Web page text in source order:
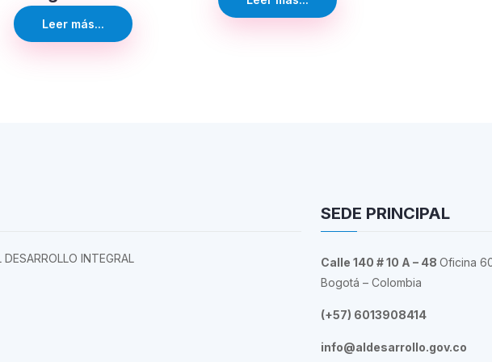
Leer más...
INTEGRAL
SEDE PRINCIPAL
Calle 140 # 10 A – 48 Oficina
Bogotá – Colombia
(+57) 6013908414
info@aldesarrollo.gov.co